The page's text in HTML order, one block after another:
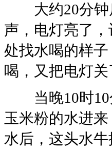
大约20分钟后
声，电灯亮了
处找水喝的样
喝，又把电灯关
当晚10时10
玉米粉的水进
水后，这头水